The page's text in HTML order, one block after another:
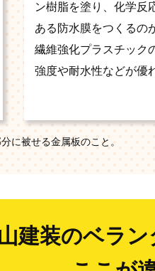
ン樹脂を塗り、化学反
ある防水膜をつくるの
繊維強化プラスチック
強度や耐水性などが優
に被せる金属板のこと。
建装のベラ